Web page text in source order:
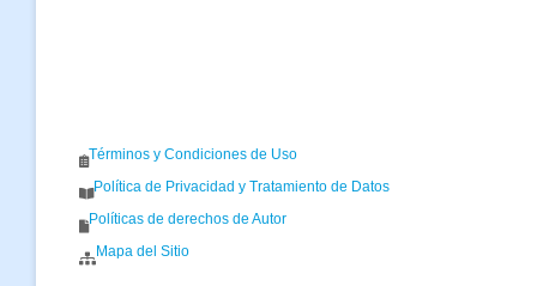
Términos y Condiciones de Uso
Política de Privacidad y Tratamiento de Datos
Políticas de derechos de Autor
Mapa del Sitio